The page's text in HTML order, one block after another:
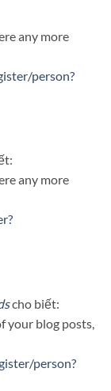
any more
person?
any more
cho biết:
your blog posts,
person?